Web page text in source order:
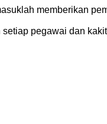
memberikan
setiap pegawai dan